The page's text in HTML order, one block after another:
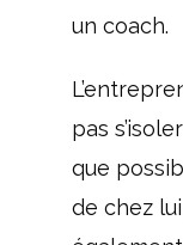
un coach.
pas
que
de chez